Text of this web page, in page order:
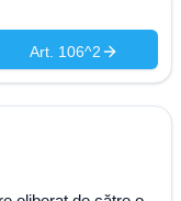
Art. 106^2